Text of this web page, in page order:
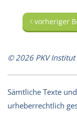
vorheriger
© 2026 PKV
Sämtliche Texte
urheberrechtlich